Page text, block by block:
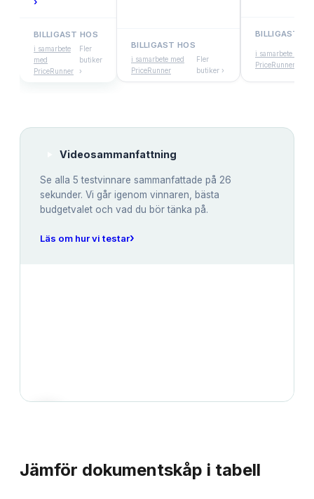
BILLIGAST HOS
i samarbete
med
PriceRunner
Fler
butiker
›
BILLIGAST HOS
i samarbete med
PriceRunner
Fler
butiker ›
BILLIGAST
i samarbete med
PriceRunner
Videosammanfattning
Se alla 5 testvinnare sammanfattade på 26
sekunder. Vi går igenom vinnaren, bästa
budgetvalet och vad du bör tänka på.
Läs om hur vi testar›
Jämför dokumentskåp i tabell